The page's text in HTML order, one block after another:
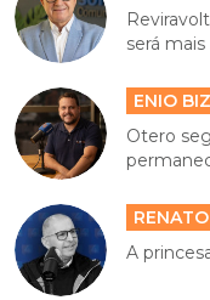
será
ENIO BIZ
Otero
A